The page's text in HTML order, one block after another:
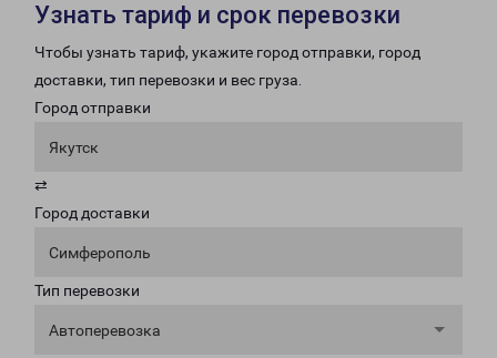
Узнать тариф и срок перевозки
Чтобы узнать тариф, укажите город отправки, город
доставки, тип перевозки и вес груза.
Город отправки
Якутск
⇄
Город доставки
Симферополь
Тип перевозки
Автоперевозка